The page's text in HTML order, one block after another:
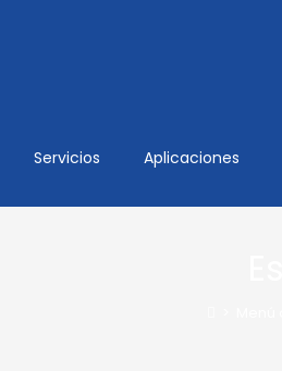
Servicios Aplicaciones